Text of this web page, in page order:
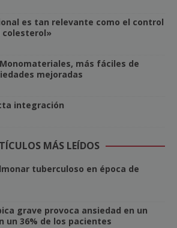
es tan relevante como el control
colesterol»
más fáciles de
mejoradas
integración
MÁS LEÍDOS
tuberculoso en época de
grave provoca ansiedad en un
un 36% de los pacientes